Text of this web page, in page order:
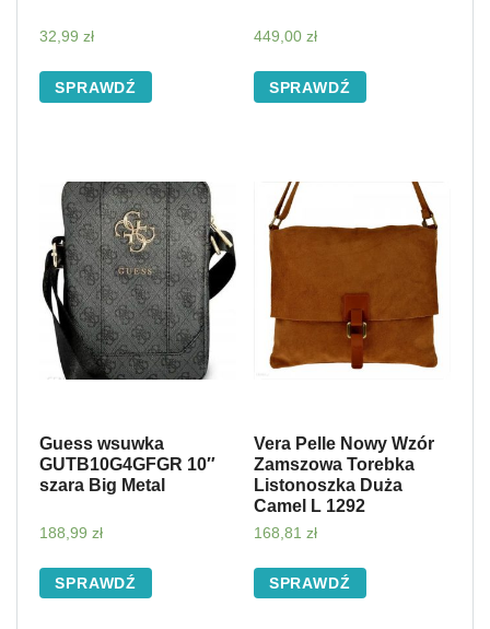
32,99 zł
SPRAWDŹ
449,00 zł
SPRAWDŹ
Guess wsuwka
GUTB10G4GFGR 10″
szara Big Metal
188,99 zł
SPRAWDŹ
Vera Pelle Nowy Wzór
Zamszowa Torebka
Listonoszka Duża
Camel L 1292
168,81 zł
SPRAWDŹ